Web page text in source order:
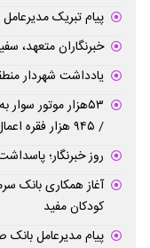
پیام تبریک
خبرنگاران متعهد،
یادداشت شهردار
۵۳هزار موتور
/ ۹۴۵ هزار فقره اعمال قانون تخلفات موتورسواران در سال ۱۴۰۵
روز خبرنگار؛
آغاز همکاری بانک
کودکان مفید
پیام مدیرعامل